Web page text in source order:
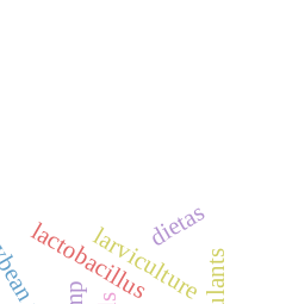
lactobacillus
larviculture
dietas